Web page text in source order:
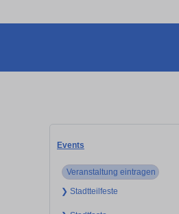
Events
Veranstaltung eintragen
❯ Stadtteilfeste